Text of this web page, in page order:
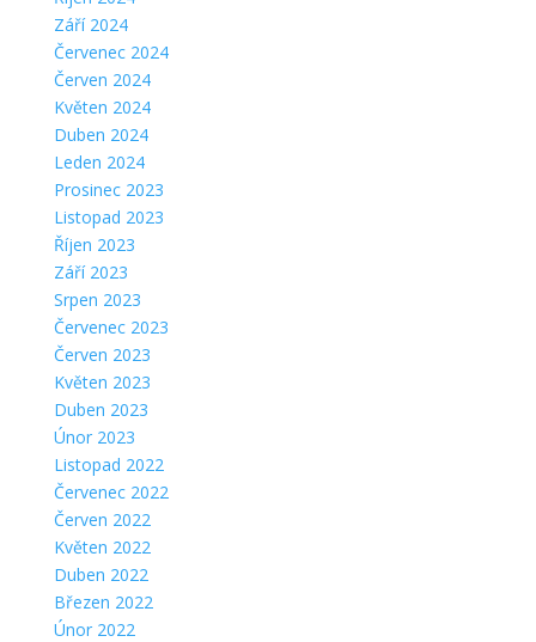
Září 2024
Červenec 2024
Červen 2024
Květen 2024
Duben 2024
Leden 2024
Prosinec 2023
Listopad 2023
Říjen 2023
Září 2023
Srpen 2023
Červenec 2023
Červen 2023
Květen 2023
Duben 2023
Únor 2023
Listopad 2022
Červenec 2022
Červen 2022
Květen 2022
Duben 2022
Březen 2022
Únor 2022